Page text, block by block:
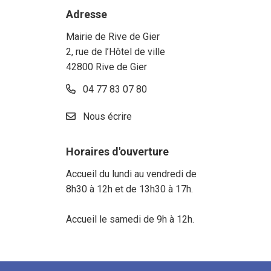
Adresse
Mairie de Rive de Gier
2, rue de l’Hôtel de ville
42800 Rive de Gier
04 77 83 07 80
Nous écrire
Horaires d'ouverture
Accueil du lundi au vendredi de
8h30 à 12h et de 13h30 à 17h.
Accueil le samedi de 9h à 12h.